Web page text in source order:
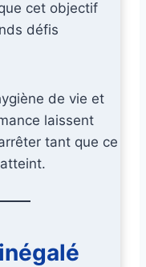
cet objectif
défis
de vie et
laissent
tant que ce